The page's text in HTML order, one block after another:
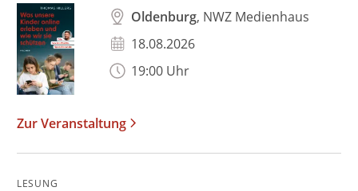
Oldenburg, NWZ Medienhaus
18.08.2026
19:00 Uhr
Zur Veranstaltung
LESUNG